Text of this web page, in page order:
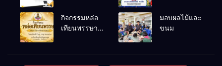
เลือกสรรเป็น
พนักงาน
ป้องกันโรคไข้
กิจกรรมหล่อ
เทียนพรรษา
มอบผลไม้และ
ขนม